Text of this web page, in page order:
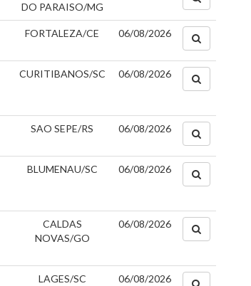
DO PARAISO/MG
FORTALEZA/CE 06/08/2026
CURITIBANOS/SC 06/08/2026
SAO SEPE/RS 06/08/2026
BLUMENAU/SC 06/08/2026
CALDAS
NOVAS/GO
06/08/2026
LAGES/SC 06/08/2026